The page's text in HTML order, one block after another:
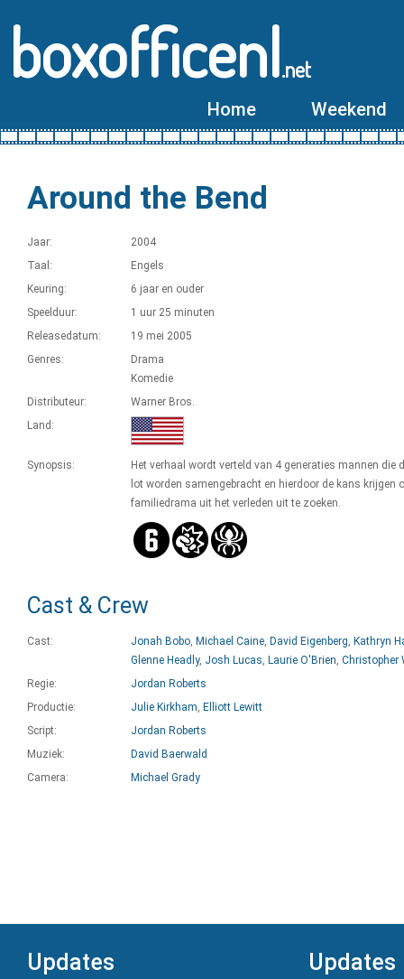
boxofficenl.net
Home Weekend
Around the Bend
Jaar:
2004
Taal:
Engels
Keuring:
6 jaar en ouder
Speelduur:
1 uur 25 minuten
Releasedatum:
19 mei 2005
Genres:
Drama
Komedie
Distributeur:
Warner Bros.
Land:
Synopsis:
Het verhaal wordt verteld van 4 generaties mannen die
lot worden samengebracht en hierdoor de kans krijgen
familiedrama uit het verleden uit te zoeken.
Cast & Crew
Cast: Jonah Bobo, Michael Caine, David Eigenberg, Kathryn
Glenne Headly, Josh Lucas, Laurie O'Brien, Christopher
Regie:
Jordan Roberts
Productie:
Julie Kirkham, Elliott Lewitt
Script:
Jordan Roberts
Muziek:
David Baerwald
Camera:
Michael Grady
Updates Updates